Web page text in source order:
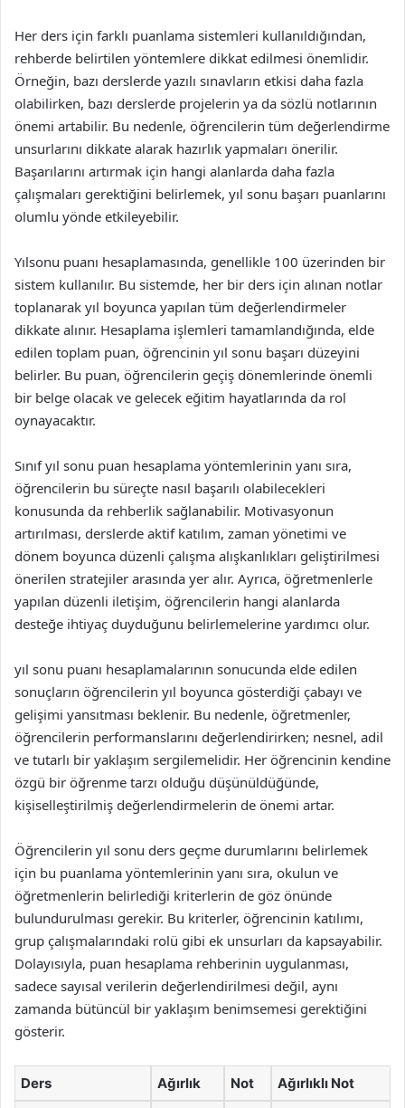
Her ders için farklı puanlama sistemleri kullanıldığından,
rehberde belirtilen yöntemlere dikkat edilmesi önemlidir.
Örneğin, bazı derslerde yazılı sınavların etkisi daha fazla
olabilirken, bazı derslerde projelerin ya da sözlü notlarının
önemi artabilir. Bu nedenle, öğrencilerin tüm değerlendirme
unsurlarını dikkate alarak hazırlık yapmaları önerilir.
Başarılarını artırmak için hangi alanlarda daha fazla
çalışmaları gerektiğini belirlemek, yıl sonu başarı puanlarını
olumlu yönde etkileyebilir.
Yılsonu puanı hesaplamasında, genellikle 100 üzerinden bir
sistem kullanılır. Bu sistemde, her bir ders için alınan notlar
toplanarak yıl boyunca yapılan tüm değerlendirmeler
dikkate alınır. Hesaplama işlemleri tamamlandığında, elde
edilen toplam puan, öğrencinin yıl sonu başarı düzeyini
belirler. Bu puan, öğrencilerin geçiş dönemlerinde önemli
bir belge olacak ve gelecek eğitim hayatlarında da rol
oynayacaktır.
Sınıf yıl sonu puan hesaplama yöntemlerinin yanı sıra,
öğrencilerin bu süreçte nasıl başarılı olabilecekleri
konusunda da rehberlik sağlanabilir. Motivasyonun
artırılması, derslerde aktif katılım, zaman yönetimi ve
dönem boyunca düzenli çalışma alışkanlıkları geliştirilmesi
önerilen stratejiler arasında yer alır. Ayrıca, öğretmenlerle
yapılan düzenli iletişim, öğrencilerin hangi alanlarda
desteğe ihtiyaç duyduğunu belirlemelerine yardımcı olur.
yıl sonu puanı hesaplamalarının sonucunda elde edilen
sonuçların öğrencilerin yıl boyunca gösterdiği çabayı ve
gelişimi yansıtması beklenir. Bu nedenle, öğretmenler,
öğrencilerin performanslarını değerlendirirken; nesnel, adil
ve tutarlı bir yaklaşım sergilemelidir. Her öğrencinin kendine
özgü bir öğrenme tarzı olduğu düşünüldüğünde,
kişiselleştirilmiş değerlendirmelerin de önemi artar.
Öğrencilerin yıl sonu ders geçme durumlarını belirlemek
için bu puanlama yöntemlerinin yanı sıra, okulun ve
öğretmenlerin belirlediği kriterlerin de göz önünde
bulundurulması gerekir. Bu kriterler, öğrencinin katılımı,
grup çalışmalarındaki rolü gibi ek unsurları da kapsayabilir.
Dolayısıyla, puan hesaplama rehberinin uygulanması,
sadece sayısal verilerin değerlendirilmesi değil, aynı
zamanda bütüncül bir yaklaşım benimsemesi gerektiğini
gösterir.
Ders Ağırlık Not Ağırlıklı Not